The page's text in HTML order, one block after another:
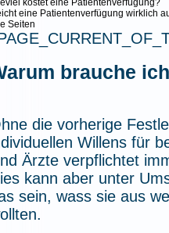
kostet eine Patientenverfügung?
eine Patientenverfügung wirklich
Seiten
brauche
die vorherige
Willens für
Ärzte verpflichtet
kann aber unter
sein, wass sie aus